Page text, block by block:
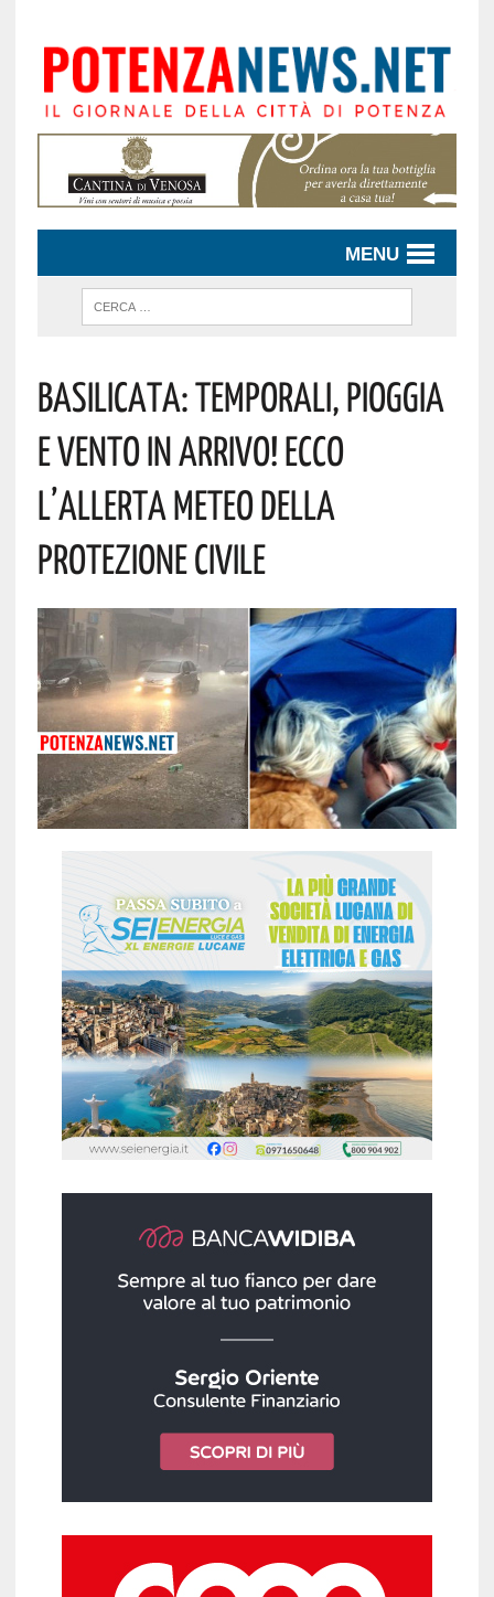
MENU
Basilicata: Temporali, Pioggia
E Vento In Arrivo! Ecco
L’allerta Meteo Della
Protezione Civile